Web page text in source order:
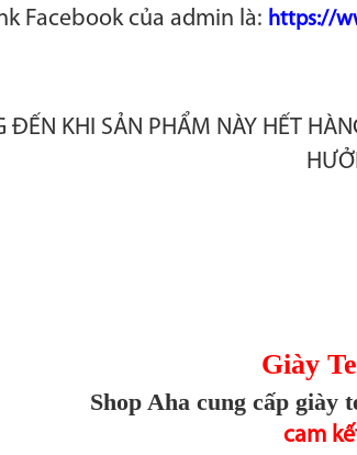
Facebook của admin là: https://
ĐẾN KHI SẢN PHẨM NÀY HẾT
Giày
Shop Aha cung cấp giày
cam